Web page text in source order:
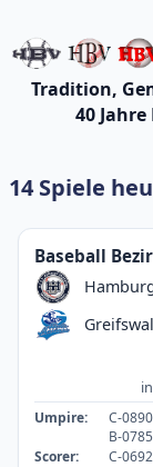
Tradition,
40
14 Spiele
Baseball
in
Umpire:
C-
B-
Scorer:
C-